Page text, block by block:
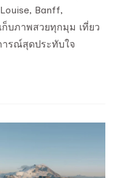
Banff,
ก็บภาพสวยทุกมุม เที่ยว
รณ์สุดประทับใจ